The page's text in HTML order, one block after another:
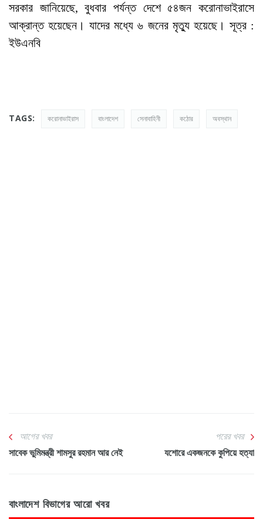
সরকার জানিয়েছে, বুধবার পর্যন্ত দেশে ৫৪জন করোনাভাইরাসে
আক্রান্ত হয়েছেন। যাদের মধ্যে ৬ জনের মৃত্যু হয়েছে। সূত্র :
ইউএনবি
TAGS: করোনাভাইরাস বাংলাদেশ সেনাবাহিনী কঠোর অবস্থান
আগের খবর
সাবেক ভুমিমন্ত্রী শামসুর রহমান আর নেই
পরের খবর
যশোরে একজনকে কুপিয়ে হত্যা
বাংলাদেশ বিভাগের আরো খবর